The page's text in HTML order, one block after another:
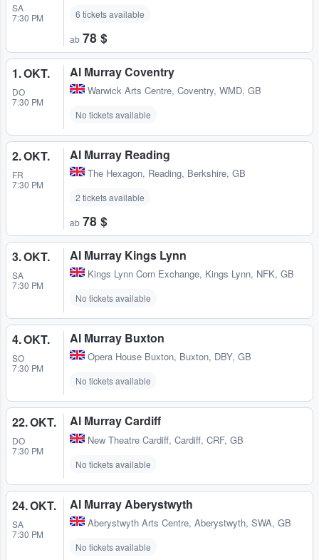
SA
7:30 PM
6 tickets available
ab 78 $
1. OKT.
DO
7:30 PM
Al Murray Coventry
Warwick Arts Centre, Coventry, WMD, GB
No tickets available
2. OKT.
FR
7:30 PM
Al Murray Reading
The Hexagon, Reading, Berkshire, GB
2 tickets available
ab 78 $
3. OKT.
SA
7:30 PM
Al Murray Kings Lynn
Kings Lynn Corn Exchange, Kings Lynn, NFK, GB
No tickets available
4. OKT.
SO
7:30 PM
Al Murray Buxton
Opera House Buxton, Buxton, DBY, GB
No tickets available
22. OKT.
DO
7:30 PM
Al Murray Cardiff
New Theatre Cardiff, Cardiff, CRF, GB
No tickets available
24. OKT.
SA
7:30 PM
Al Murray Aberystwyth
Aberystwyth Arts Centre, Aberystwyth, SWA, GB
No tickets available